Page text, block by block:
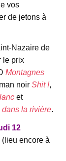
vos
de jetons à
Nazaire de
le prix
Montagnes
noir Shit !,
et
dans la rivière.
12
(lieu encore à